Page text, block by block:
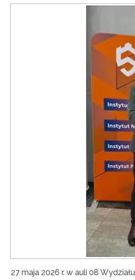
27 maja 2026 r. w auli 08